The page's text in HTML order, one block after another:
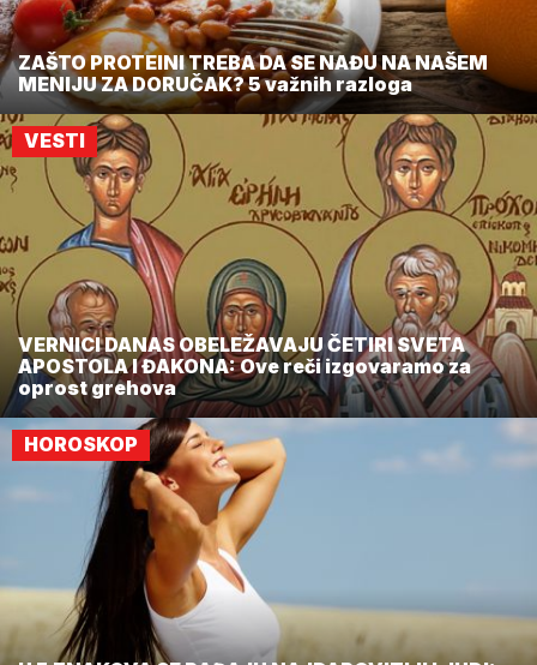
ZAŠTO PROTEINI TREBA DA SE NAĐU NA NAŠEM
MENIJU ZA DORUČAK? 5 važnih razloga
VESTI
VERNICI DANAS OBELEŽAVAJU ČETIRI SVETA
APOSTOLA I ĐAKONA: Ove reči izgovaramo za
oprost grehova
HOROSKOP